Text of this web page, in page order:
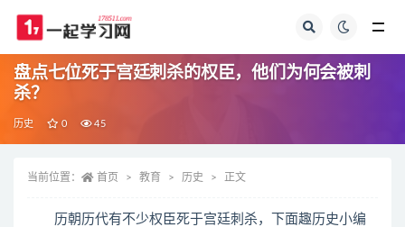
盘点七位死于宫廷刺杀的权臣，他们为何会被刺
杀？
历史 0 45
当前位置： 首页 教育 历史 正文
历朝历代有不少权臣死于宫廷刺杀，下面趣历史小编